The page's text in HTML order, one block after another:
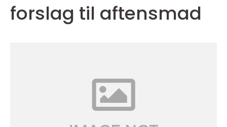
forslag til aftensmad